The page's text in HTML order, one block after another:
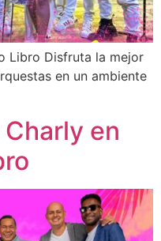
Libro Disfruta la mejor
en un ambiente
en